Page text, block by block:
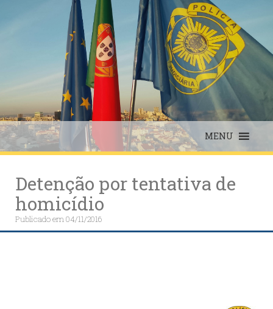
MENU
Detenção por tentativa de
homicídio
Publicado em04/11/2016